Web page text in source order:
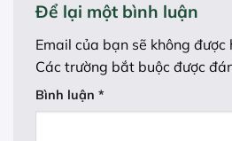
Để lại một bình luận
Email của bạn sẽ không được
Các trường bắt buộc được
Bình luận *